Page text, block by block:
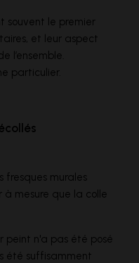
souvent le premier
et leur aspect
l’ensemble.
particulier.
fresques murales
à mesure que la colle
peint n'a pas été posé
été suffisamment